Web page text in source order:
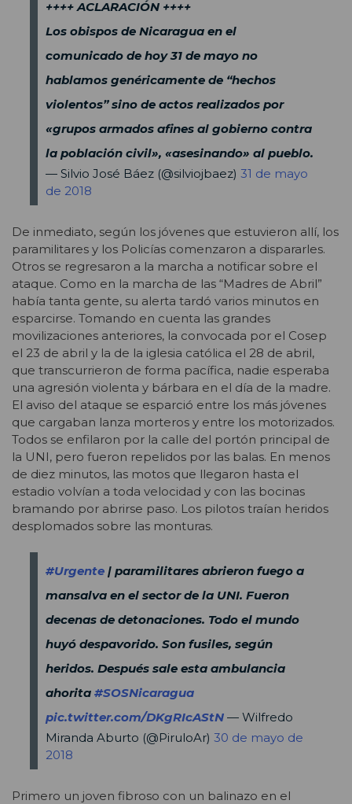
++++ ACLARACIÓN ++++
Los obispos de Nicaragua en el
comunicado de hoy 31 de mayo no
hablamos genéricamente de “hechos
violentos” sino de actos realizados por
«grupos armados afines al gobierno contra
la población civil», «asesinando» al pueblo.
— Silvio José Báez (@silviojbaez) 31 de mayo
de 2018
De inmediato, según los jóvenes que estuvieron allí, los
paramilitares y los Policías comenzaron a dispararles.
Otros se regresaron a la marcha a notificar sobre el
ataque. Como en la marcha de las “Madres de Abril”
había tanta gente, su alerta tardó varios minutos en
esparcirse. Tomando en cuenta las grandes
movilizaciones anteriores, la convocada por el Cosep
el 23 de abril y la de la iglesia católica el 28 de abril,
que transcurrieron de forma pacífica, nadie esperaba
una agresión violenta y bárbara en el día de la madre.
El aviso del ataque se esparció entre los más jóvenes
que cargaban lanza morteros y entre los motorizados.
Todos se enfilaron por la calle del portón principal de
la UNI, pero fueron repelidos por las balas. En menos
de diez minutos, las motos que llegaron hasta el
estadio volvían a toda velocidad y con las bocinas
bramando por abrirse paso. Los pilotos traían heridos
desplomados sobre las monturas.
#Urgente| paramilitares abrieron fuego a
mansalva en el sector de la UNI. Fueron
decenas de detonaciones. Todo el mundo
huyó despavorido. Son fusiles, según
heridos. Después sale esta ambulancia
ahorita #SOSNicaragua
pic.twitter.com/DKgRIcAStN — Wilfredo
Miranda Aburto (@PiruloAr) 30 de mayo de
2018
Primero un joven fibroso con un balinazo en el